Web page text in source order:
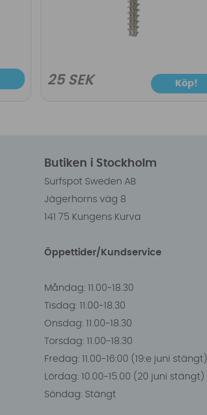
25 SEK Köp!
Butiken i Stockholm
Surfspot Sweden AB
Jägerhorns väg 8
141 75 Kungens Kurva
Öppettider/Kundservice
Måndag: 11.00-18.30
Tisdag: 11.00-18.30
Onsdag: 11.00-18.30
Torsdag: 11.00-18.30
Fredag: 11.00-16:00 (19:e juni stängt)
Lördag: 10.00-15.00 (20 juni stängt)
Söndag: Stängt